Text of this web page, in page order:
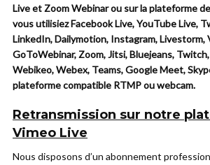
Live et Zoom Webinar ou sur la plateforme
vous utilisiez Facebook Live, YouTube Live,
LinkedIn, Dailymotion, Instagram, Livestorm,
GoToWebinar, Zoom, Jitsi, Bluejeans,
Webikeo, Webex, Teams, Google Meet,
plateforme compatible RTMP ou webcam.
Retransmission sur notre
Vimeo Live
Nous disposons d’un abonnement